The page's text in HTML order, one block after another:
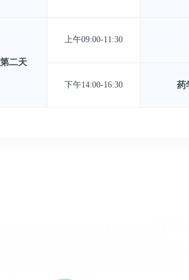
第二天
上午09:00-11:30
下午14:00-16:30 药